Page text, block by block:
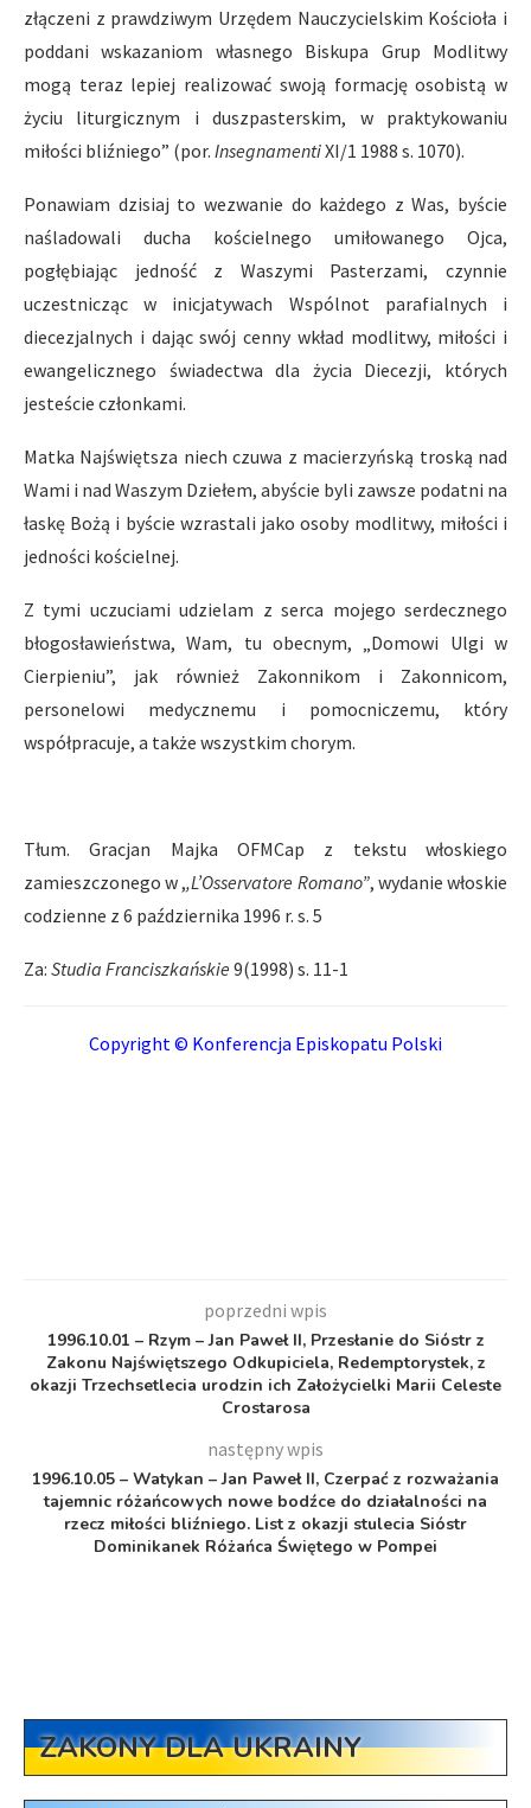
złączeni z prawdziwym Urzędem Nauczycielskim Kościoła i
poddani wskazaniom własnego Biskupa Grup Modlitwy
mogą teraz lepiej realizować swoją formację osobistą w
życiu liturgicznym i duszpasterskim, w praktykowaniu
miłości bliźniego” (por. InsegnamentiXI/1 1988 s. 1070).
Ponawiam dzisiaj to wezwanie do każdego z Was, byście
naśladowali ducha kościelnego umiłowanego Ojca,
pogłębiając jedność z Waszymi Pasterzami, czynnie
uczestnicząc w inicjatywach Wspólnot parafialnych i
diecezjalnych i dając swój cenny wkład modlitwy, miłości i
ewangelicznego świadectwa dla życia Diecezji, których
jesteście członkami.
Matka Najświętsza niech czuwa z macierzyńską troską nad
Wami i nad Waszym Dziełem, abyście byli zawsze podatni na
łaskę Bożą i byście wzrastali jako osoby modlitwy, miłości i
jedności kościelnej.
Z tymi uczuciami udzielam z serca mojego serdecznego
błogosławieństwa, Wam, tu obecnym, „Domowi Ulgi w
Cierpieniu”, jak również Zakonnikom i Zakonnicom,
personelowi medycznemu i pomocniczemu, który
współpracuje, a także wszystkim chorym.
Tłum. Gracjan Majka OFMCap z tekstu włoskiego
zamieszczonego w ,,L’Osservatore Romano”, wydanie włoskie
codzienne z 6 października 1996 r. s. 5
Za: Studia Franciszkańskie 9(1998) s. 11-1
Copyright © Konferencja Episkopatu Polski
poprzedni wpis
1996.10.01 – Rzym – Jan Paweł II, Przesłanie do Sióstr z
Zakonu Najświętszego Odkupiciela, Redemptorystek, z
okazji Trzechsetlecia urodzin ich Założycielki Marii Celeste
Crostarosa
następny wpis
1996.10.05 – Watykan – Jan Paweł II, Czerpać z rozważania
tajemnic różańcowych nowe bodźce do działalności na
rzecz miłości bliźniego. List z okazji stulecia Sióstr
Dominikanek Różańca Świętego w Pompei
ZAKONY DLA UKRAINY